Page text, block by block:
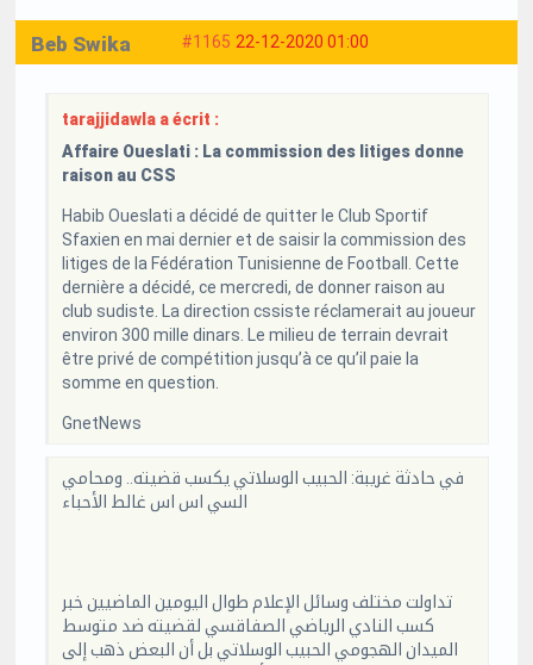
#1165 22-12-2020 01:00
Beb Swika
tarajjidawla a écrit :
Affaire Oueslati : La commission des litiges donne
raison au CSS
Habib Oueslati a décidé de quitter le Club Sportif
Sfaxien en mai dernier et de saisir la commission des
litiges de la Fédération Tunisienne de Football. Cette
dernière a décidé, ce mercredi, de donner raison au
club sudiste. La direction cssiste réclamerait au joueur
environ 300 mille dinars. Le milieu de terrain devrait
être privé de compétition jusqu’à ce qu’il paie la
somme en question.
GnetNews
في حادثة غريبة: الحبيب الوسلاتي يكسب قضيته.. ومحامي
السي اس اس غالط الأحباء
تداولت مختلف وسائل الإعلام طوال اليومين الماضيين خبر
كسب النادي الرياضي الصفاقسي لقضيته ضد متوسط
الميدان الهجومي الحبيب الوسلاتي بل أن البعض ذهب إلى